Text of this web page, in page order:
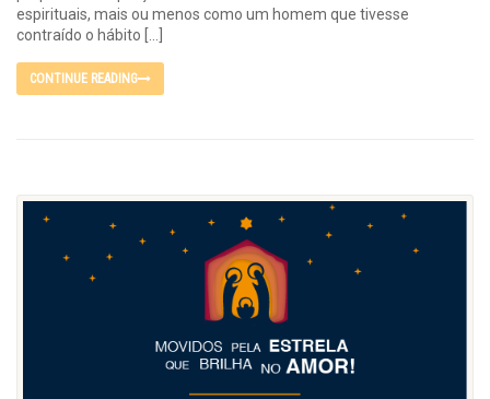
espirituais, mais ou menos como um homem que tivesse
contraído o hábito […]
CONTINUE READING